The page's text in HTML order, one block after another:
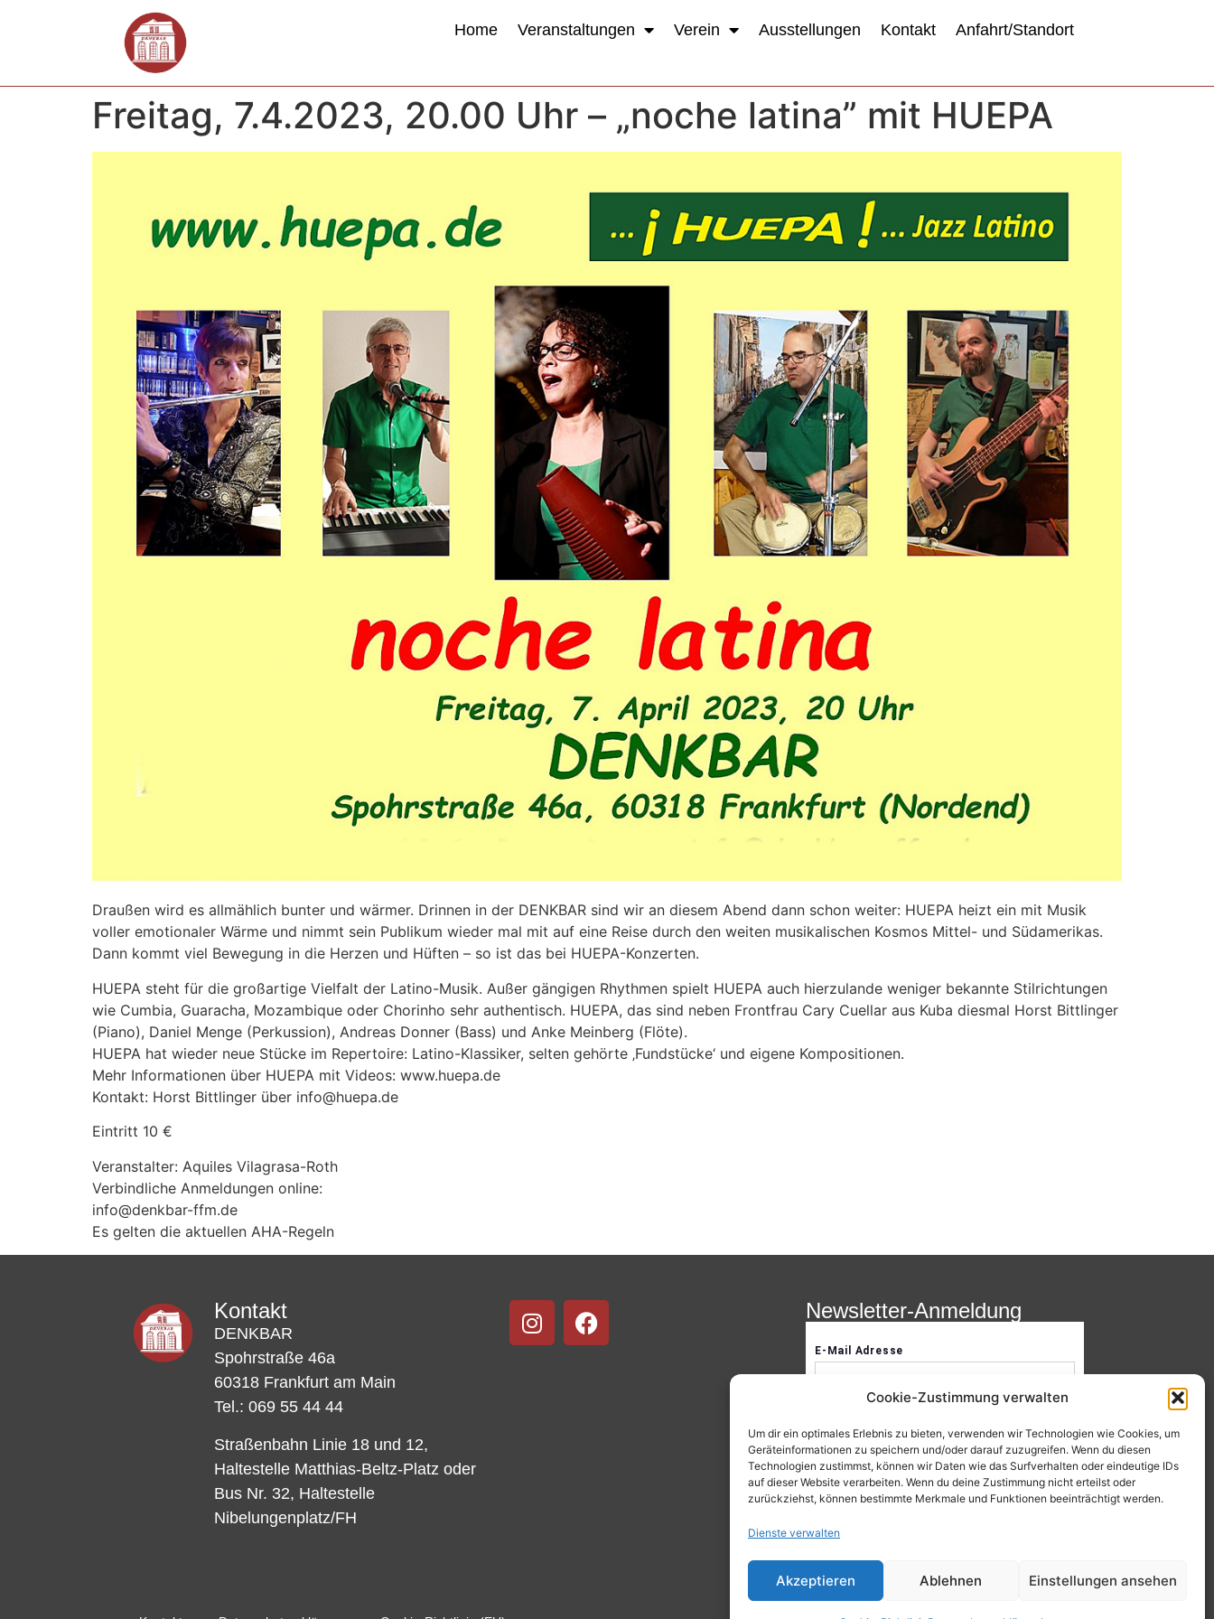
Cookie-Zustimmung verwalten
Um dir ein optimales Erlebnis zu bieten, verwenden wir Technologien wie Cookies, um
Geräteinformationen zu speichern und/oder darauf zuzugreifen. Wenn du diesen
Technologien zustimmst, können wir Daten wie das Surfverhalten oder eindeutige IDs
auf dieser Website verarbeiten. Wenn du deine Zustimmung nicht erteilst oder
zurückziehst, können bestimmte Merkmale und Funktionen beeinträchtigt werden.
Dienste verwalten
Akzeptieren Ablehnen Einstellungen ansehen
Home Veranstaltungen Verein Ausstellungen Kontakt Anfahrt/Standort
Freitag, 7.4.2023, 20.00 Uhr – „noche latina” mit HUEPA
Draußen wird es allmählich bunter und wärmer. Drinnen in der DENKBAR sind wir an diesem Abend dann schon weiter: HUEPA heizt ein mit Musik
voller emotionaler Wärme und nimmt sein Publikum wieder mal mit auf eine Reise durch den weiten musikalischen Kosmos Mittel- und Südamerikas.
Dann kommt viel Bewegung in die Herzen und Hüften – so ist das bei HUEPA-Konzerten.
HUEPA steht für die großartige Vielfalt der Latino-Musik. Außer gängigen Rhythmen spielt HUEPA auch hierzulande weniger bekannte Stilrichtungen
wie Cumbia, Guaracha, Mozambique oder Chorinho sehr authentisch. HUEPA, das sind neben Frontfrau Cary Cuellar aus Kuba diesmal Horst Bittlinger
(Piano), Daniel Menge (Perkussion), Andreas Donner (Bass) und Anke Meinberg (Flöte).
HUEPA hat wieder neue Stücke im Repertoire: Latino-Klassiker, selten gehörte ‚Fundstücke‘ und eigene Kompositionen.
Mehr Informationen über HUEPA mit Videos: www.huepa.de
Kontakt: Horst Bittlinger über info@huepa.de
Eintritt 10 €
Veranstalter: Aquiles Vilagrasa-Roth
Verbindliche Anmeldungen online:
info@denkbar-ffm.de
Es gelten die aktuellen AHA-Regeln
Kontakt
DENKBAR
Spohrstraße 46a
60318 Frankfurt am Main
Tel.: 069 55 44 44
Straßenbahn Linie 18 und 12,
Haltestelle Matthias-Beltz-Platz oder
Bus Nr. 32, Haltestelle
Nibelungenplatz/FH
Newsletter-Anmeldung